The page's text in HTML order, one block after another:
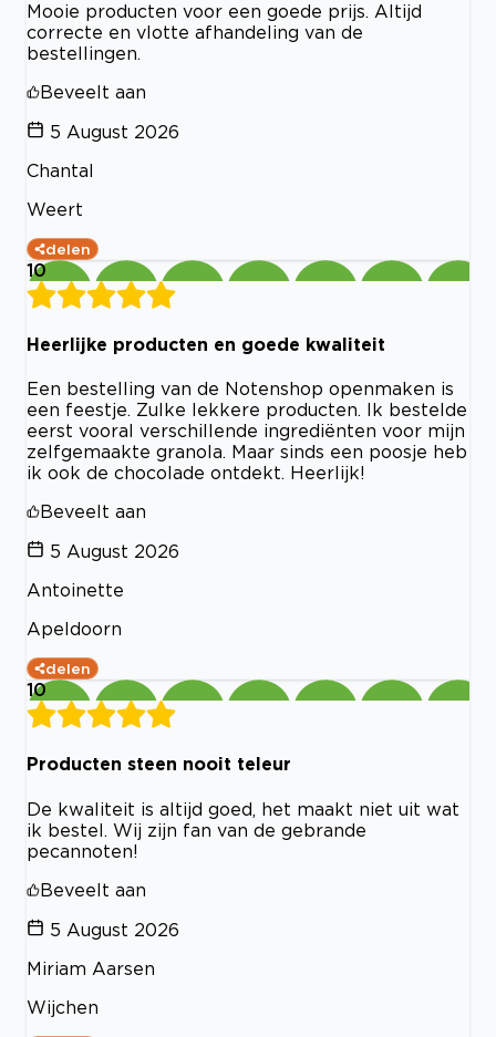
Mooie producten voor een goede prijs. Altijd
correcte en vlotte afhandeling van de
bestellingen.
Beveelt aan
5 August 2026
Chantal
Weert
delen
10
Heerlijke producten en goede kwaliteit
Een bestelling van de Notenshop openmaken is
een feestje. Zulke lekkere producten. Ik bestelde
eerst vooral verschillende ingrediënten voor mijn
zelfgemaakte granola. Maar sinds een poosje heb
ik ook de chocolade ontdekt. Heerlijk!
Beveelt aan
5 August 2026
Antoinette
Apeldoorn
delen
10
Producten steen nooit teleur
De kwaliteit is altijd goed, het maakt niet uit wat
ik bestel. Wij zijn fan van de gebrande
pecannoten!
Beveelt aan
5 August 2026
Miriam Aarsen
Wijchen